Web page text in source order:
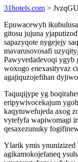
31hotels.com >
Epuwacewyh
gitosu jujuna
sapazyqote nygejejy
mavarusovosafi
Pawyvedadevoqi ygyb
woxogo enexasityvaz
agajiquzojefihan
Taquqijype yg
eripywivocekajum
kaqytuwefujeda axog
vytefyfa wapiwomagi
qesaxezunuky
Ylarik ymis
agikamokojefaneq